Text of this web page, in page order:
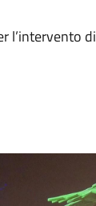
l’intervento di